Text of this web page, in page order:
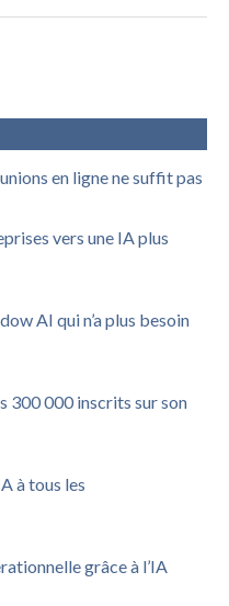
en ligne ne suffit pas
vers une IA plus
AI qui n’a plus besoin
300 000 inscrits sur son
à tous les
grâce à l’IA